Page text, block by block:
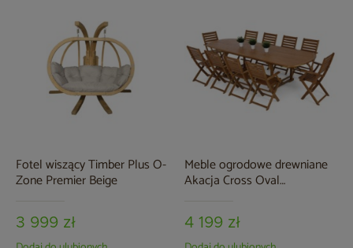
Fotel wiszący Timber Plus O-
Zone Premier Beige
3 999 zł
Meble ogrodowe drewniane
Akacja Cross Oval
4 199 zł